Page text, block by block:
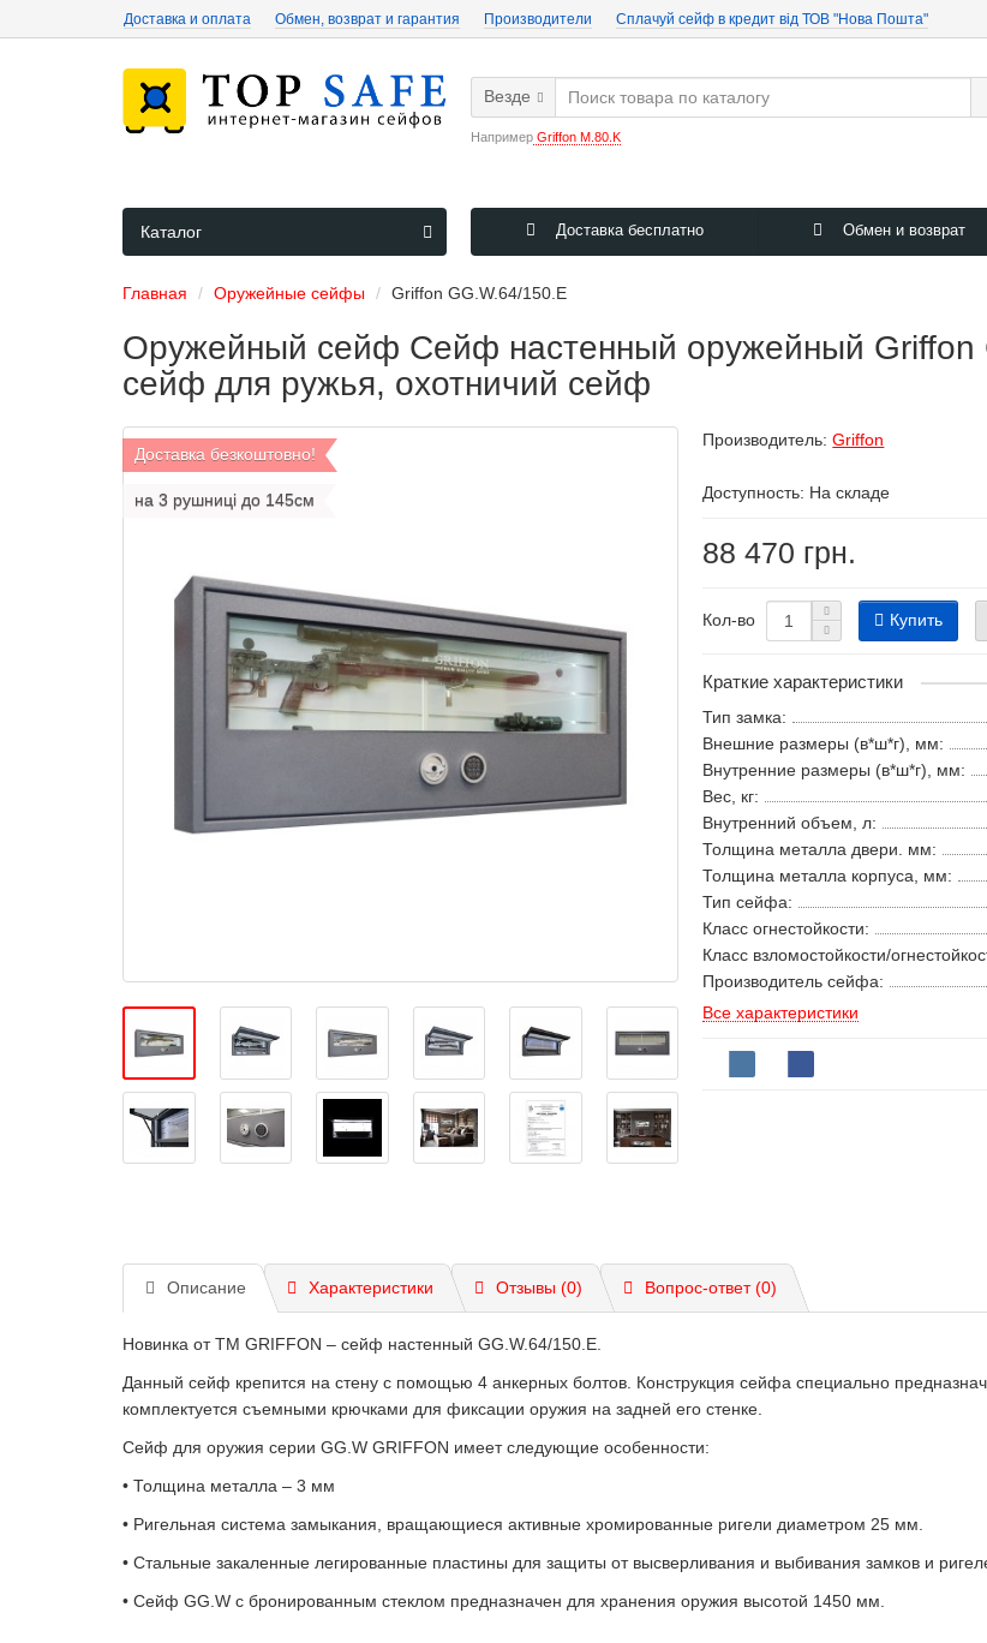
Доставка и оплата Обмен, возврат и гарантия Производители Cплачуй сейф в кредит від ТОВ "Нова Пошта"
Везде
Например Griffon M.80.K
Доставка бесплатно Обмен и возврат
Каталог
Главная Оружейные сейфы Griffon GG.W.64/150.E
Оружейный сейф Сейф настенный оружейный Griffon
сейф для ружья, охотничий сейф
Доставка безкоштовно!
на 3 рушниці до 145см
Производитель:Griffon
Доступность: На складе
88 470 грн.
Кол-во Купить
Краткие характеристики
Тип замка:
Внешние размеры (в*ш*г), мм:
Внутренние размеры (в*ш*г), мм:
Вес, кг:
Внутренний объем, л:
Толщина металла двери. мм:
Толщина металла корпуса, мм:
Тип сейфа:
Класс огнестойкости:
Класс взломостойкости/
Производитель сейфа:
Все характеристики
Описание Характеристики Отзывы (0) Вопрос-ответ(0)
Новинка от ТМ GRIFFON – сейф настенный GG.W.64/150.E.
Данный сейф крепится на стену с помощью 4 анкерных болтов. Конструкция сейфа специально
комплектуется съемными крючками для фиксации оружия на задней его стенке.
Cейф для оружия серии GG.W GRIFFON имеет следующие особенности:
• Толщина металла – 3 мм
• Ригельная система замыкания, вращающиеся активные хромированные ригели диаметром 25 мм.
• Стальные закаленные легированные пластины для защиты от высверливания и выбивания замков и
• Cейф GG.W с бронированным стеклом предназначен для хранения оружия высотой 1450 мм.